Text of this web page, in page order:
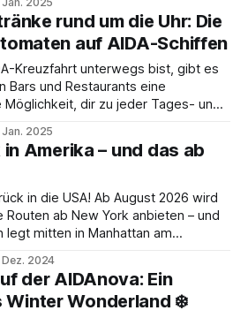
Mich hat es leider
rund um die Uhr: Die
auf AIDA-Schiffen
Kreuzfahrt unterwegs bist, gibt es
Bars und Restaurants eine
dir zu jeder Tages- und
besonders für Ausflüge oder zur
praktisch ist: Die Getränke- und
2025
Amerika – und das ab
in die USA! Ab August 2026 wird
Routen ab New York anbieten – und
legt mitten in Manhattan am
im Herzen von New York City. 🗽
2024
der AIDAnova: Ein
Winter Wonderland ❄️